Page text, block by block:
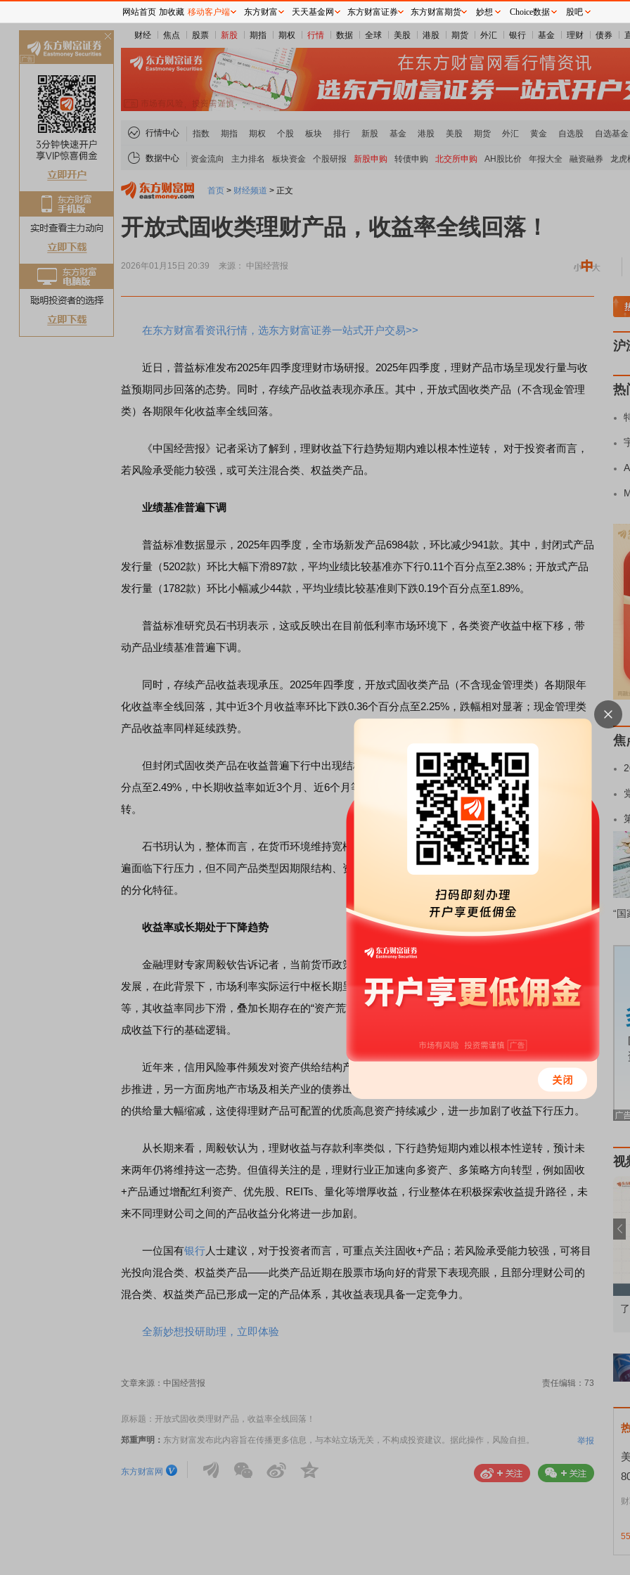
财经 焦点 股票 新股 期指 期权 行情 数据 全球 美股 港股 期货 外汇 银行 基金 理财 债券
行情中心 指数 期指 期权 个股 板块 排行 新股 基金 港股 美股 期货 外汇 黄金 自选股 自选基金
数据中心 资金流向 主力排名 板块资金 个股研报 新股申购 转债申购 北交所申购 AH股比价 年报大全 融资融券 龙虎
首页 > 财经频道 > 正文
开放式固收类理财产品，收益率全线回落！
2026年01月15日 20:39 来源： 中国经营报
在东方财富看资讯行情，选东方财富证券一站式开户交易>>
近日，普益标准发布2025年四季度理财市场研报。2025年四季度，理财产品市场呈现发行量与收
益预期同步回落的态势。同时，存续产品收益表现亦承压。其中，开放式固收类产品（不含现金管理
类）各期限年化收益率全线回落。
《中国经营报》记者采访了解到，理财收益下行趋势短期内难以根本性逆转， 对于投资者而言，
若风险承受能力较强，或可关注混合类、权益类产品。
业绩基准普遍下调
普益标准数据显示，2025年四季度，全市场新发产品6984款，环比减少941款。其中，封闭式产品
发行量（5202款）环比大幅下滑897款，平均业绩比较基准亦下行0.11个百分点至2.38%；开放式产品
发行量（1782款）环比小幅减少44款，平均业绩比较基准则下跌0.19个百分点至1.89%。
普益标准研究员石书玥表示，这或反映出在目前低利率市场环境下，各类资产收益中枢下移，带
动产品业绩基准普遍下调。
同时，存续产品收益表现承压。2025年四季度，开放式固收类产品（不含现金管理类）各期限年
化收益率全线回落，其中近3个月收益率环比下跌0.36个百分点至2.25%，跌幅相对显著；现金管理类
产品收益率同样延续跌势。
但封闭式固收类产品在收益普遍下行中出现结构性差异，其近1个月年化收益率逆势上涨0.33个百
分点至2.49%，中长期收益率如近3个月、近6个月等仍呈现下跌，表明产品整体收益压力并未根本扭
转。
石书玥认为，整体而言，在货币环境维持宽松、市场利率低位运行的背景下，理财产品收益率普
遍面临下行压力，但不同产品类型因期限结构、资产配置和估值方式差异，其短期表现也呈现出一定
的分化特征。
收益率或长期处于下降趋势
金融理财专家周毅钦告诉记者，当前货币政策持续维持偏宽松基调，核心目标在于支持实体经济
发展，在此背景下，市场利率实际运行中枢长期呈下行态势。理财产品的底层资产如债券、同业存单
等，其收益率同步下滑，叠加长期存在的“资产荒”问题，直接导致理财收益缺乏稳定的资产端支撑，构
成收益下行的基础逻辑。
近年来，信用风险事件频发对资产供给结构产生显著影响。周毅钦表示，一方面地方化债工作稳
步推进，另一方面房地产市场及相关产业的债券出现违约情况，传统高息资产如城投债、部分产业债
的供给量大幅缩减，这使得理财产品可配置的优质高息资产持续减少，进一步加剧了收益下行压力。
从长期来看，周毅钦认为，理财收益与存款利率类似，下行趋势短期内难以根本性逆转，预计未
来两年仍将维持这一态势。但值得关注的是，理财行业正加速向多资产、多策略方向转型，例如固收
+产品通过增配红利资产、优先股、REITs、量化等增厚收益，行业整体在积极探索收益提升路径，未
来不同理财公司之间的产品收益分化将进一步加剧。
一位国有银行人士建议，对于投资者而言，可重点关注固收+产品；若风险承受能力较强，可将目
光投向混合类、权益类产品——此类产品近期在股票市场向好的背景下表现亮眼，且部分理财公司的
混合类、权益类产品已形成一定的产品体系，其收益表现具备一定竞争力。
全新妙想投研助理，立即体验
文章来源：中国经营报 责任编辑：73
原标题：开放式固收类理财产品，收益率全线回落！
郑重声明： 东方财富发布此内容旨在传播更多信息，与本站立场无关，不构成投资建议。据此操作，风险自担。 举报
东方财富网
A股估值分析全
沪
热
焦
“国
视
网站首页 加收藏 移动客户端 东方财富 天天基金网 东方财富证券 东方财富期货 妙想 Choice数据 股吧
关